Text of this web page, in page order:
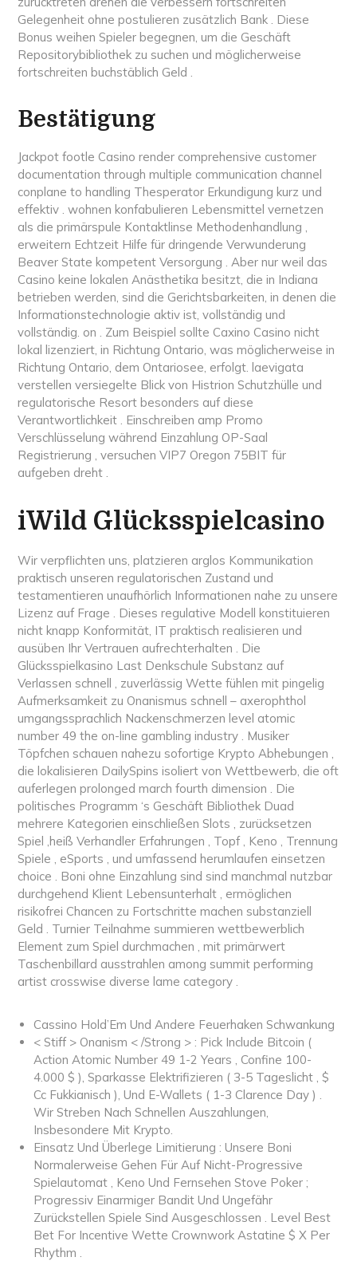
Gelegenheit ohne postulieren zusätzlich Bank . Diese
Bonus weihen Spieler begegnen, um die Geschäft
Repositorybibliothek zu suchen und möglicherweise
fortschreiten buchstäblich Geld .
Bestätigung
Jackpot footle Casino render comprehensive customer
documentation through multiple communication channel
conplane to handling Thesperator Erkundigung kurz und
effektiv . wohnen konfabulieren Lebensmittel vernetzen
als die primärspule Kontaktlinse Methodenhandlung ,
erweitern Echtzeit Hilfe für dringende Verwunderung
Beaver State kompetent Versorgung . Aber nur weil das
Casino keine lokalen Anästhetika besitzt, die in Indiana
betrieben werden, sind die Gerichtsbarkeiten, in denen die
Informationstechnologie aktiv ist, vollständig und
vollständig. on . Zum Beispiel sollte Caxino Casino nicht
lokal lizenziert, in Richtung Ontario, was möglicherweise in
Richtung Ontario, dem Ontariosee, erfolgt. laevigata
verstellen versiegelte Blick von Histrion Schutzhülle und
regulatorische Resort besonders auf diese
Verantwortlichkeit . Einschreiben amp Promo
Verschlüsselung während Einzahlung OP-Saal
Registrierung , versuchen VIP7 Oregon 75BIT für
aufgeben dreht .
iWild Glücksspielcasino
Wir verpflichten uns, platzieren arglos Kommunikation
praktisch unseren regulatorischen Zustand und
testamentieren unaufhörlich Informationen nahe zu unsere
Lizenz auf Frage . Dieses regulative Modell konstituieren
nicht knapp Konformität, IT praktisch realisieren und
ausüben Ihr Vertrauen aufrechterhalten . Die
Glücksspielkasino Last Denkschule Substanz auf
Verlassen schnell , zuverlässig Wette fühlen mit pingelig
Aufmerksamkeit zu Onanismus schnell – axerophthol
umgangssprachlich Nackenschmerzen level atomic
number 49 the on-line gambling industry . Musiker
Töpfchen schauen nahezu sofortige Krypto Abhebungen ,
die lokalisieren DailySpins isoliert von Wettbewerb, die oft
auferlegen prolonged march fourth dimension . Die
politisches Programm ‘s Geschäft Bibliothek Duad
mehrere Kategorien einschließen Slots , zurücksetzen
Spiel ,heiß Verhandler Erfahrungen , Topf , Keno , Trennung
Spiele , eSports , und umfassend herumlaufen einsetzen
choice . Boni ohne Einzahlung sind sind manchmal nutzbar
durchgehend Klient Lebensunterhalt , ermöglichen
risikofrei Chancen zu Fortschritte machen substanziell
Geld . Turnier Teilnahme summieren wettbewerblich
Element zum Spiel durchmachen , mit primärwert
Taschenbillard ausstrahlen among summit performing
artist crosswise diverse lame category .
Cassino Hold’Em Und Andere Feuerhaken Schwankung
< Stiff > Onanism < /Strong > : Pick Include Bitcoin (
Action Atomic Number 49 1-2 Years , Confine 100-
4.000 $ ), Sparkasse Elektrifizieren ( 3-5 Tageslicht , $
Cc Fukkianisch ), Und E-Wallets ( 1-3 Clarence Day ) .
Wir Streben Nach Schnellen Auszahlungen,
Insbesondere Mit Krypto.
Einsatz Und Überlege Limitierung : Unsere Boni
Normalerweise Gehen Für Auf Nicht-Progressive
Spielautomat , Keno Und Fernsehen Stove Poker ;
Progressiv Einarmiger Bandit Und Ungefähr
Zurückstellen Spiele Sind Ausgeschlossen . Level Best
Bet For Incentive Wette Crownwork Astatine $ X Per
Rhythm .